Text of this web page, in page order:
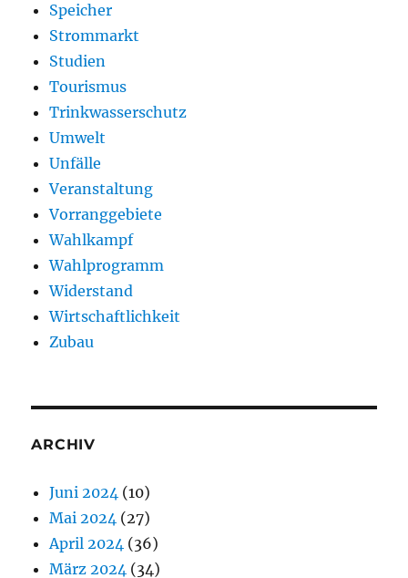
Speicher
Strommarkt
Studien
Tourismus
Trinkwasserschutz
Umwelt
Unfälle
Veranstaltung
Vorranggebiete
Wahlkampf
Wahlprogramm
Widerstand
Wirtschaftlichkeit
Zubau
ARCHIV
Juni 2024 (10)
Mai 2024 (27)
April 2024 (36)
März 2024 (34)